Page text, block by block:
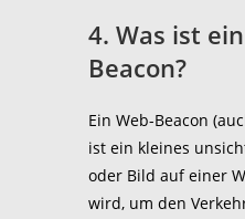
4. Was ist
Beacon?
Ein Web-Beacon
ist ein kleines
oder Bild auf einer
wird, um den